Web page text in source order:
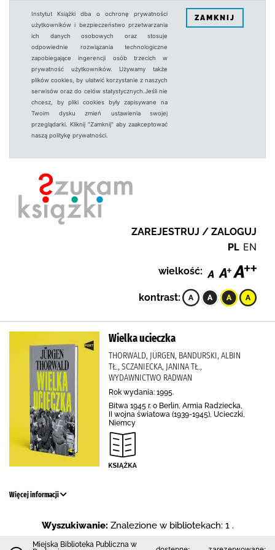
Instytut Książki dba o ochronę prywatności
użytkowników i bezpieczeństwo przetwarzania
ich danych osobowych oraz stosuje
odpowiednie rozwiązania technologiczne
zapobiegające ingerencji osób trzecich w
prywatność użytkowników. Używamy także
plików cookies, by ułatwić korzystanie z naszych
serwisów oraz do celów statystycznych.Jeśli nie
chcesz, by pliki cookies były zapisywane na
Twoim dysku zmień ustawienia swojej
przeglądarki. Kliknij "Zamknij" aby zaakceptować
naszą politykę prywatności.
ZAMKNIJ
ZAREJESTRUJ / ZALOGUJ
PL EN
wielkość:
kontrast:
Wielka ucieczka
THORWALD, JÜRGEN, BANDURSKI, ALBIN
TŁ., SCZANIECKA, JANINA TŁ.,
WYDAWNICTWO RADWAN
Rok wydania: 1995.
Bitwa 1945 r. o Berlin, Armia Radziecka,
II wojna światowa (1939-1945), Ucieczki,
Niemcy
Więcej informacji
Wyszukiwanie: Znalezione w bibliotekach: 1 .
Miejska Biblioteka Publiczna w